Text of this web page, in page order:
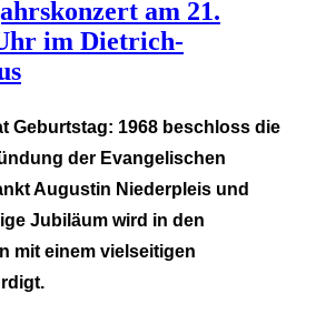
am 21.
im Dietrich-
Geburtstag: 1968 beschloss die
der Evangelischen
Augustin Niederpleis und
Jubiläum wird in den
mit einem vielseitigen